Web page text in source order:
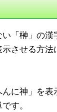
「榊」の漢
させる方法
んに神」を
す。